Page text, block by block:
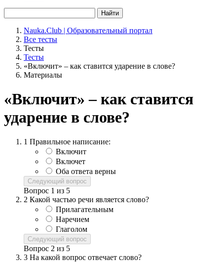
Найти
Nauka.Club | Образовательный портал
Все тесты
Тесты
Тесты
«Включит» – как ставится ударение в слове?
Материалы
«Включит» – как ставится
ударение в слове?
1 Правильное написание:
Включит
Включет
Оба ответа верны
Следующий вопрос
Вопрос 1 из 5
2 Какой частью речи является слово?
Прилагательным
Наречием
Глаголом
Следующий вопрос
Вопрос 2 из 5
3 На какой вопрос отвечает слово?